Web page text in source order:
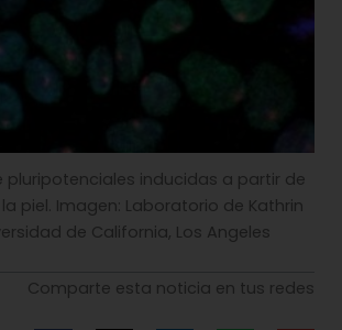
pluripotenciales inducidas a partir de
piel. Imagen: Laboratorio de Kathrin
de California, Los Angeles
Comparte esta noticia en tus redes